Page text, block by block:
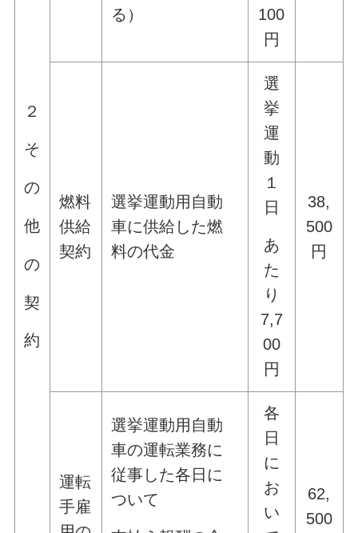
２
そ
の
他
の
契
約
る）
100
円
燃料
供給
契約
選挙運動用自動
車に供給した燃
料の代金
選
挙
運
動
１
日
あ
た
り
7,7
00
円
38,
500
円
運転
手雇
選挙運動用自動
車の運転業務に
従事した各日に
ついて
各
日
に
お
い
62,
500